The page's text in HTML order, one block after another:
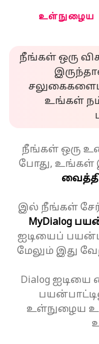
உள்நுழைய
நீங்கள் ஒரு
உங்கள்
நீங்கள் ஒரு
போது, உங்கள்
இல் நீங்கள்
MyDialog
ஐடியைப்
மேலும் இது
Dialog ஐடியை
உள்நுழைய